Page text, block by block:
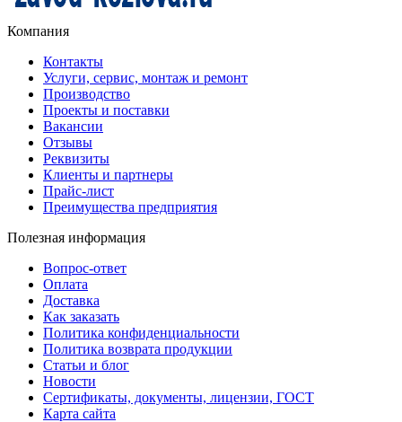
Компания
Контакты
Услуги, сервис, монтаж и ремонт
Производство
Проекты и поставки
Вакансии
Отзывы
Реквизиты
Клиенты и партнеры
Прайс-лист
Преимущества предприятия
Полезная информация
Вопрос-ответ
Оплата
Доставка
Как заказать
Политика конфиденциальности
Политика возврата продукции
Статьи и блог
Новости
Сертификаты, документы, лицензии, ГОСТ
Карта сайта